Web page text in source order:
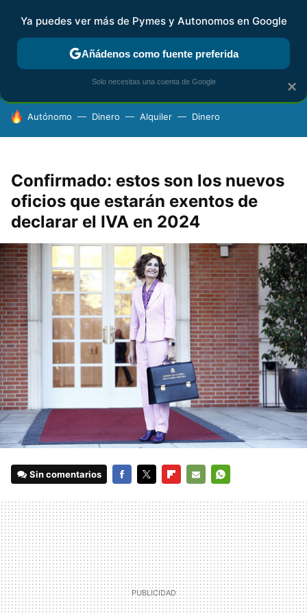
FISCALIDAD Y CONTABILIDAD KIT DIGITAL RENTA
HOY SE HABLA DE
Autónomo Dinero Alquiler Dinero
Confirmado: estos son los nuevos
oficios que estarán exentos de
declarar el IVA en 2024
Sin comentarios
MAIL
×
Ya puedes ver más de Pymes y Autonomos en Google
Añádenos como fuente preferida
Solo necesitas una cuenta de Google